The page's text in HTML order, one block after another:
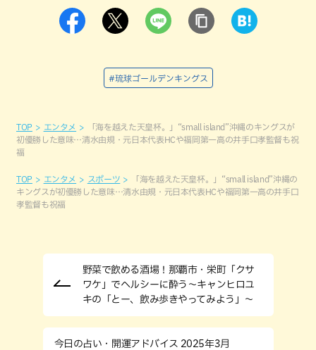
#琉球ゴールデンキングス
TOP エンタメ
「海を越えた天皇杯。」“small island”沖縄のキングスが
初優勝した意味…清水由規・元日本代表HCや福岡第一高の井手口孝監督も祝
福
TOP エンタメ スポーツ
「海を越えた天皇杯。」“small island”沖縄の
キングスが初優勝した意味…清水由規・元日本代表HCや福岡第一高の井手口
孝監督も祝福
野菜で飲める酒場！那覇市・栄町「クサ
ワケ」でヘルシーに酔う～キャンヒロユ
キの「とー、飲み歩きやってみよう」〜
今日の占い・開運アドバイス 2025年3月